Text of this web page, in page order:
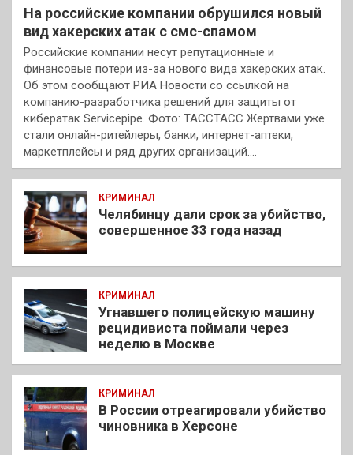
На российские компании обрушился новый
вид хакерских атак с смс-спамом
Российские компании несут репутационные и
финансовые потери из-за нового вида хакерских атак.
Об этом сообщают РИА Новости со ссылкой на
компанию-разработчика решений для защиты от
кибератак Servicepipe. Фото: ТАССТАСС Жертвами уже
стали онлайн-ритейлеры, банки, интернет-аптеки,
маркетплейсы и ряд других организаций.…
КРИМИНАЛ
Челябинцу дали срок за убийство,
совершенное 33 года назад
КРИМИНАЛ
Угнавшего полицейскую машину
рецидивиста поймали через
неделю в Москве
КРИМИНАЛ
В России отреагировали убийство
чиновника в Херсоне